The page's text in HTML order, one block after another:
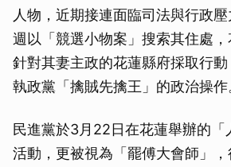
人物，近期接連面臨司法與行政
週以「競選小物案」搜索其住處
針對其妻主政的花蓮縣府採取行
執政黨「擒賊先擒王」的政治操作
民進黨於3月22日在花蓮舉辦的「
活動，更被視為「罷傅大會師」